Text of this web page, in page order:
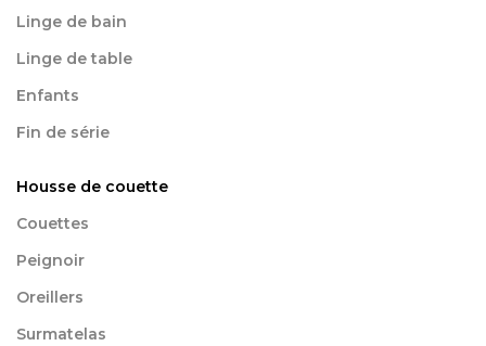
Linge de bain
Linge de table
Enfants
Fin de série
Housse de couette
Couettes
Peignoir
Oreillers
Surmatelas